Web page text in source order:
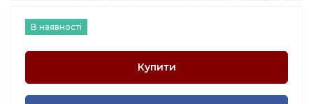
В наявності
Купити